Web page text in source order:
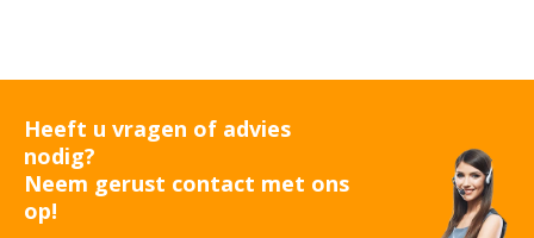
Konijnenberg
Doetinchem
Informaticaweg 7007 CP
Heeft u vragen of advies
nodig?
Neem gerust contact met ons
op!